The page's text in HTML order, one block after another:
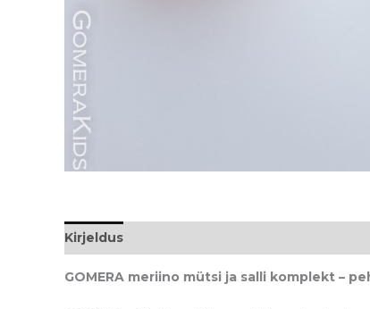
Kirjeldus
GOMERA meriino mütsi ja salli komplekt –